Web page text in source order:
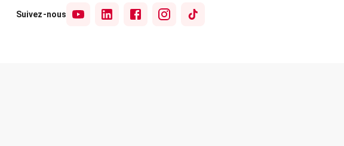
Suivez-nous